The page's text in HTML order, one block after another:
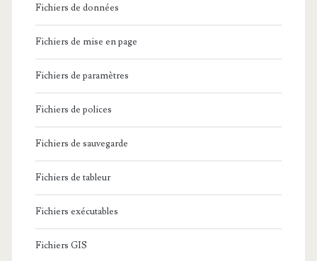
Fichiers de données
Fichiers de mise en page
Fichiers de paramètres
Fichiers de polices
Fichiers de sauvegarde
Fichiers de tableur
Fichiers exécutables
Fichiers GIS